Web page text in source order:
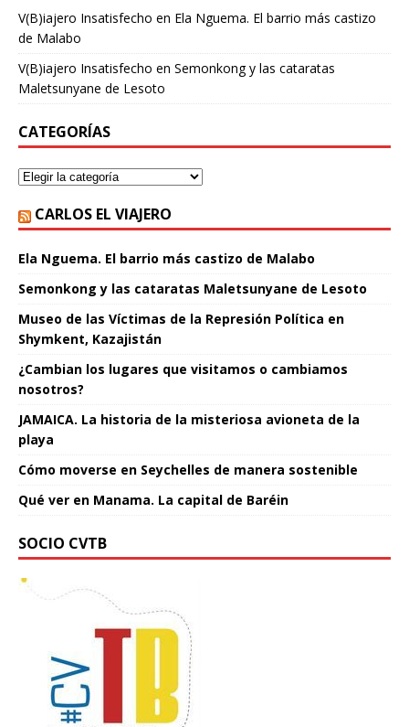
V(B)iajero Insatisfecho en Ela Nguema. El barrio más castizo
de Malabo
V(B)iajero Insatisfecho en Semonkong y las cataratas
Maletsunyane de Lesoto
CATEGORÍAS
CARLOS EL VIAJERO
Ela Nguema. El barrio más castizo de Malabo
Semonkong y las cataratas Maletsunyane de Lesoto
Museo de las Víctimas de la Represión Política en
Shymkent, Kazajistán
¿Cambian los lugares que visitamos o cambiamos
nosotros?
JAMAICA. La historia de la misteriosa avioneta de la
playa
Cómo moverse en Seychelles de manera sostenible
Qué ver en Manama. La capital de Baréin
SOCIO CVTB